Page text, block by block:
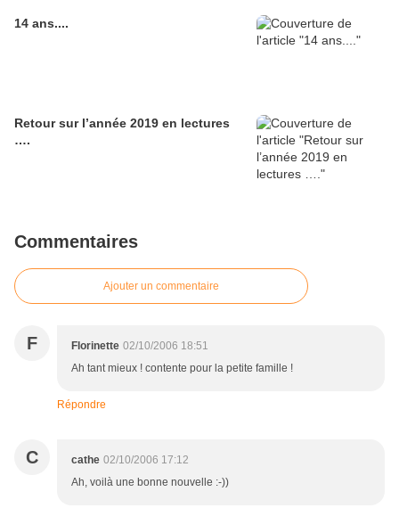
14 ans....
Retour sur l’année 2019 en lectures
….
Commentaires
Ajouter un commentaire
F Florinette 02/10/2006 18:51
Ah tant mieux ! contente pour la petite famille !
Répondre
C cathe 02/10/2006 17:12
Ah, voilà une bonne nouvelle :-))